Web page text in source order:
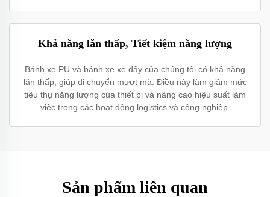
Khả năng lăn thấp, Tiết kiệm năng lượng
Bánh xe PU và bánh xe xe đẩy của chúng tôi có khả năng
lăn thấp, giúp di chuyển mượt mà. Điều này làm giảm mức
tiêu thụ năng lượng của thiết bị và nâng cao hiệu suất làm
việc trong các hoạt động logistics và công nghiệp.
Sản phẩm liên quan